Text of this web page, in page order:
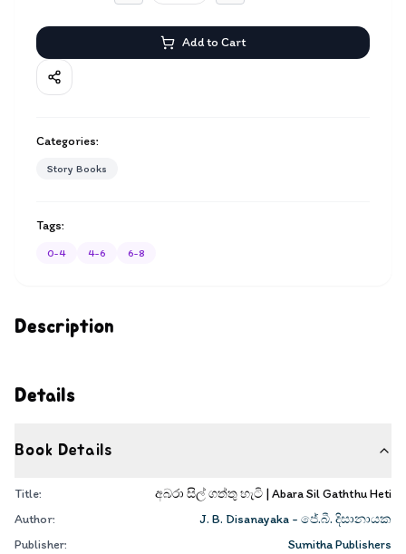
Description
Details
Book Details
Title:
අබරා සිල් ගත්තු හැටි | Abara Sil Gaththu Heti
Author:
J. B. Disanayaka - ජේ.බී. දිසානායක
Publisher:
Sumitha Publishers
Add to Cart
Categories:
Story Books
Tags:
0-4 4-6 6-8